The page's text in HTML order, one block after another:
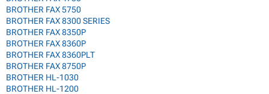
BROTHER FAX 5750
BROTHER FAX 8300 SERIES
BROTHER FAX 8350P
BROTHER FAX 8360P
BROTHER FAX 8360PLT
BROTHER FAX 8750P
BROTHER HL-1030
BROTHER HL-1200